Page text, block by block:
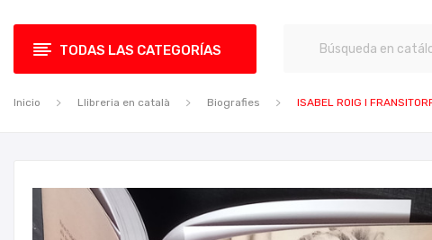
TODAS LAS CATEGORÍAS
Inicio Llibreria en català Biografies ISABEL ROIG I